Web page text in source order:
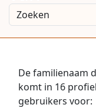
De familienaam
komt in 16
gebruikers voor: